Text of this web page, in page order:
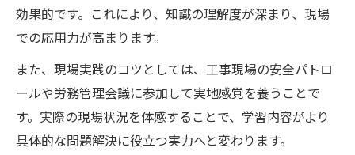
効果的です。これにより、知識の理解度が深まり、現場
での応用力が高まります。
また、現場実践のコツとしては、工事現場の安全パトロ
ールや労務管理会議に参加して実地感覚を養うことで
す。実際の現場状況を体感することで、学習内容がより
具体的な問題解決に役立つ実力へと変わります。